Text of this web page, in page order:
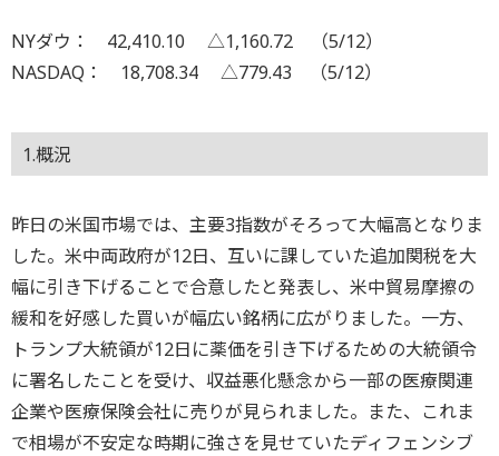
NYダウ： 42,410.10 △1,160.72 （5/12）
NASDAQ： 18,708.34 △779.43 （5/12）
1.概況
昨日の米国市場では、主要3指数がそろって大幅高となりま
した。米中両政府が12日、互いに課していた追加関税を大
幅に引き下げることで合意したと発表し、米中貿易摩擦の
緩和を好感した買いが幅広い銘柄に広がりました。一方、
トランプ大統領が12日に薬価を引き下げるための大統領令
に署名したことを受け、収益悪化懸念から一部の医療関連
企業や医療保険会社に売りが見られました。また、これま
で相場が不安定な時期に強さを見せていたディフェンシブ